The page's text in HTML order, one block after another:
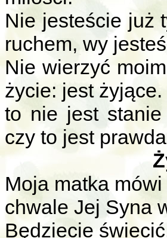
Nie jesteście już
ruchem, wy
Nie wierzyć
życie: jest żyjące.
to nie jest
czy to jest
Moja matka
chwale Jej Syna
Będziecie